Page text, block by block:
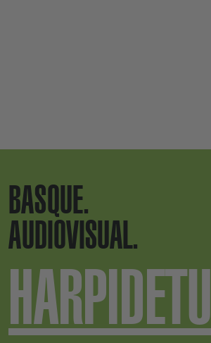
BASQUE.
AUDIOVISUAL.
HARPIDETU